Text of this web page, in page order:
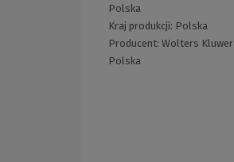
Polska
Kraj produkcji: Polska
Producent: Wolters Kluwer
Polska